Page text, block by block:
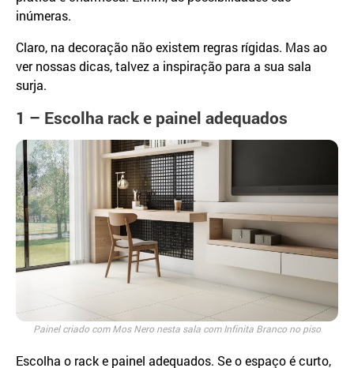
inúmeras.
Claro, na decoração não existem regras rígidas. Mas ao
ver nossas dicas, talvez a inspiração para a sua sala
surja.
1 – Escolha rack e painel adequados
Painel criado com Mos Nero nesta sala com Infinita Branco no piso
Escolha o rack e painel adequados. Se o espaço é curto,